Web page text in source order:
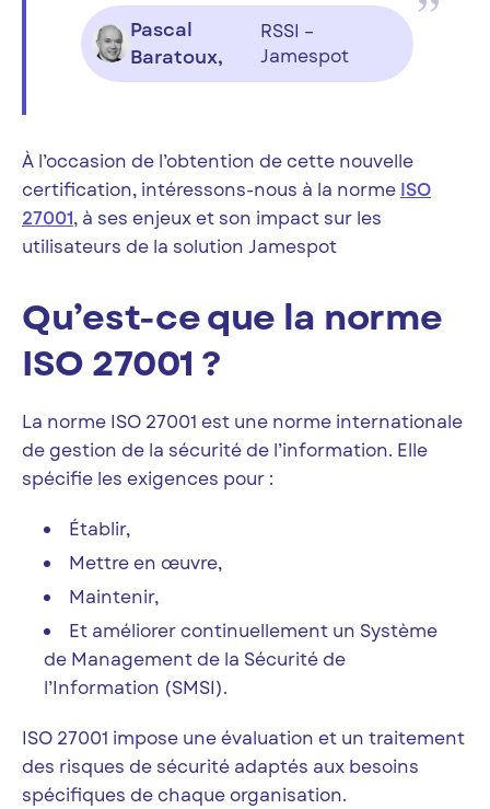
Pascal
Baratoux,
RSSI –
Jamespot
À l’occasion de l’obtention de cette nouvelle
certification, intéressons-nous à la norme ISO
27001, à ses enjeux et son impact sur les
utilisateurs de la solution Jamespot
Qu’est-ce que la norme
ISO 27001 ?
La norme ISO 27001 est une norme internationale
de gestion de la sécurité de l’information. Elle
spécifie les exigences pour :
Établir,
Mettre en œuvre,
Maintenir,
Et améliorer continuellement un Système
de Management de la Sécurité de
l’Information (SMSI).
ISO 27001 impose une évaluation et un traitement
des risques de sécurité adaptés aux besoins
spécifiques de chaque organisation.